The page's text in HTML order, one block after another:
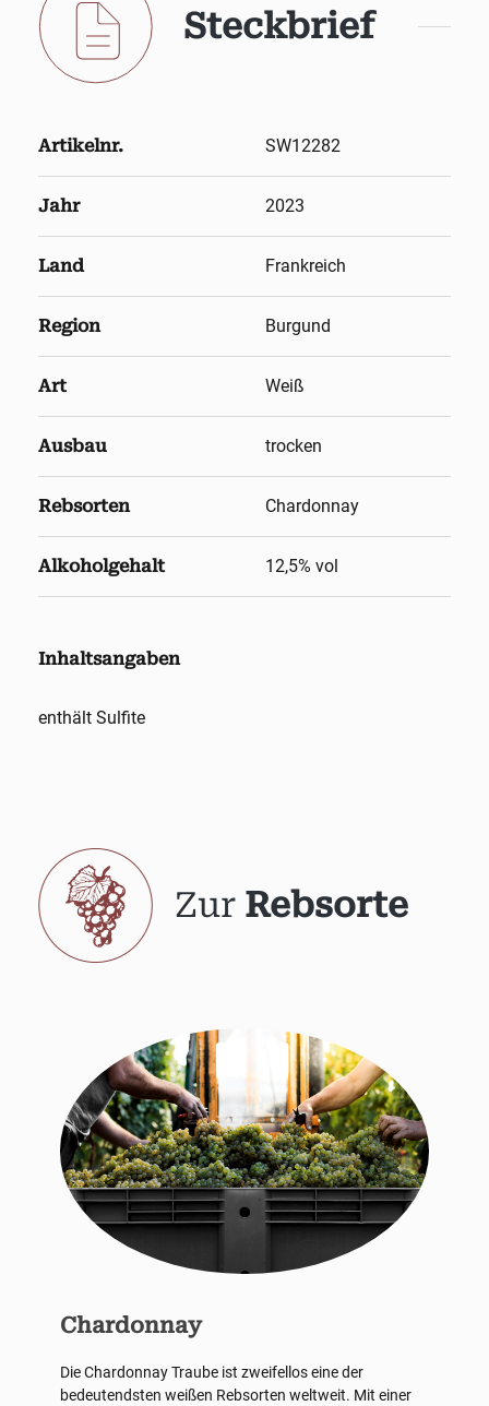
Steckbrief
Artikelnr. SW12282
Jahr 2023
Land Frankreich
Region Burgund
Art Weiß
Ausbau trocken
Rebsorten Chardonnay
Alkoholgehalt 12,5% vol
Inhaltsangaben
enthält Sulfite
Zur Rebsorte
Chardonnay
Die Chardonnay Traube ist zweifellos eine der
bedeutendsten weißen Rebsorten weltweit. Mit einer